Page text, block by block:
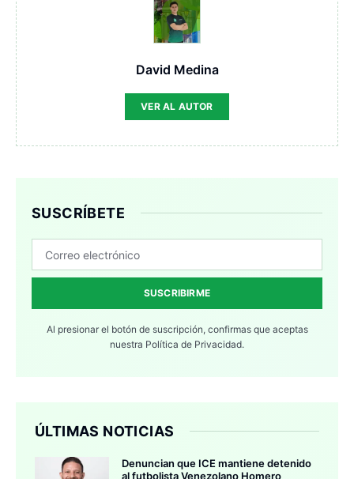
David Medina
VER AL AUTOR
SUSCRÍBETE
SUSCRIBIRME
Al presionar el botón de suscripción, confirmas que aceptas
nuestra Política de Privacidad.
ÚLTIMAS NOTICIAS
Denuncian que ICE mantiene detenido
al futbolista Venezolano Homero